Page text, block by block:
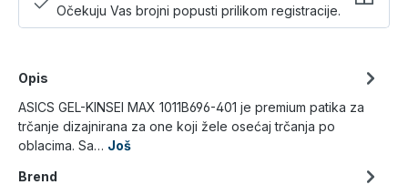
Očekuju Vas brojni popusti prilikom registracije.
Opis
ASICS GEL-KINSEI MAX 1011B696-401 je premium patika za
trčanje dizajnirana za one koji žele osećaj trčanja po
oblacima. Sa… Još
Brend